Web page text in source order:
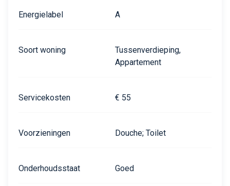
Energielabel A
Soort woning
Tussenverdieping,
Appartement
Servicekosten € 55
Voorzieningen Douche; Toilet
Onderhoudsstaat Goed